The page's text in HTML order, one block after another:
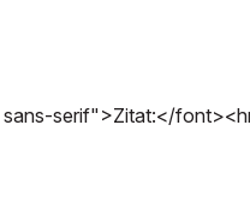
serif">Zitat:</